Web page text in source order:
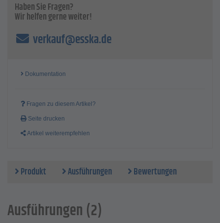
Haben Sie Fragen?
Wir helfen gerne weiter!
verkauf@esska.de
Dokumentation
Fragen zu diesem Artikel?
Seite drucken
Artikel weiterempfehlen
Produkt Ausführungen Bewertungen
Ausführungen (2)